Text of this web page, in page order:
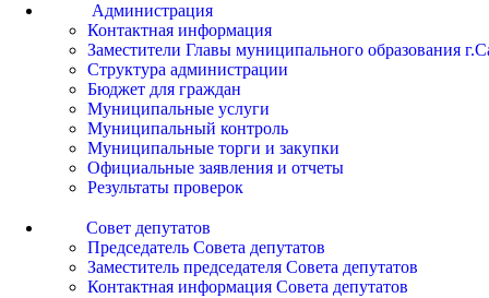
Администрация
Контактная информация
Заместители Главы муниципального образования
Структура администрации
Бюджет для граждан
Муниципальные услуги
Муниципальный контроль
Муниципальные торги и закупки
Официальные заявления и отчеты
Результаты проверок
Совет депутатов
Председатель Совета депутатов
Заместитель председателя Совета депутатов
Контактная информация Совета депутатов